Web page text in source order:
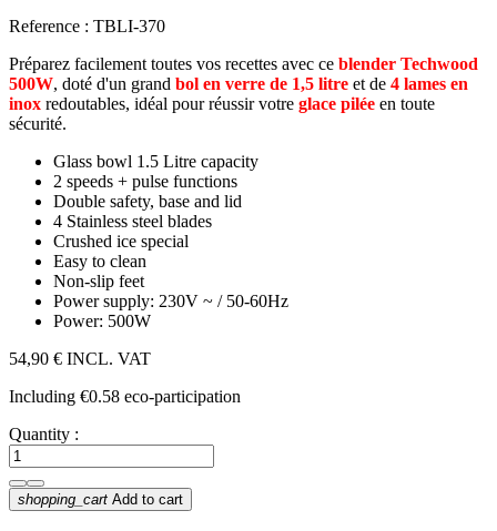
Reference : TBLI-370
Préparez facilement toutes vos recettes avec ce blender Techwood
500W, doté d'un grand bol en verre de 1,5 litre et de 4 lames en
inox redoutables, idéal pour réussir votre glace pilée en toute
sécurité.
Glass bowl 1.5 Litre capacity
2 speeds + pulse functions
Double safety, base and lid
4 Stainless steel blades
Crushed ice special
Easy to clean
Non-slip feet
Power supply: 230V ~ / 50-60Hz
Power: 500W
54,90 € INCL. VAT
Including €0.58 eco-participation
Quantity :
shopping_cart Add to cart